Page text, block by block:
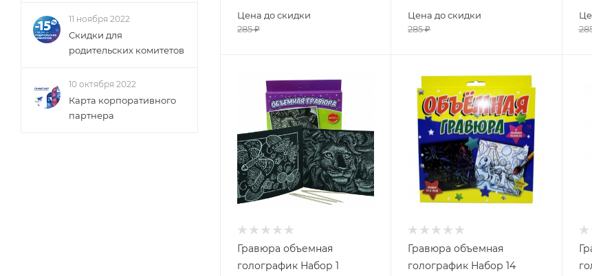
Цена до скидки
285₽
Цена до скидки
285₽
Гравюра объемная
голографик Набор 1
Гравюра объемная
голографик Набор 14
11 ноября 2022
Скидки для
родительских комитетов
10 октября 2022
Карта корпоративного
партнера